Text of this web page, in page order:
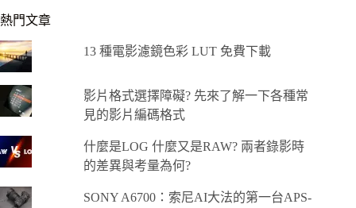
熱門文章
13 種電影濾鏡色彩 LUT 免費下載
影片格式選擇障礙? 先來了解一下各種常
見的影片編碼格式
什麼是LOG 什麼又是RAW? 兩者錄影時
的差異與考量為何?
SONY A6700：索尼AI大法的第一台APS-